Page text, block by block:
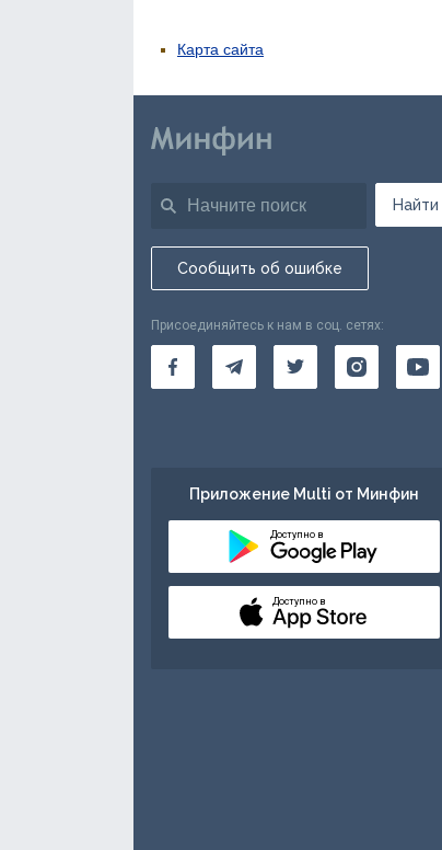
Карта сайта
Найти
Сообщить об ошибке
Присоединяйтесь к нам в соц. сетях:
Приложение Multi от Минфин
Доступно в
Доступно в